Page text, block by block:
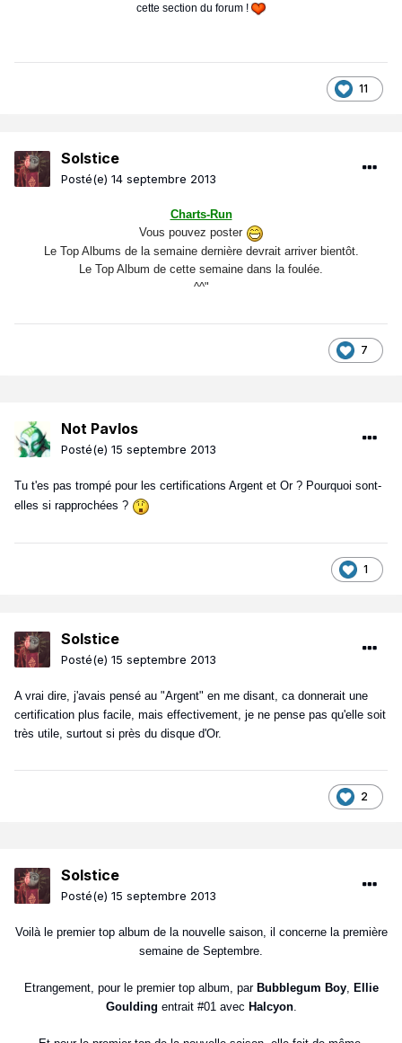
cette section du forum !
11
Solstice
Posté(e) 14 septembre 2013
Charts-Run
Vous pouvez poster
Le Top Albums de la semaine dernière devrait arriver bientôt.
Le Top Album de cette semaine dans la foulée.
^^"
7
Not Pavlos
Posté(e) 15 septembre 2013
Tu t'es pas trompé pour les certifications Argent et Or ? Pourquoi sont-
elles si rapprochées ?
1
Solstice
Posté(e) 15 septembre 2013
A vrai dire, j'avais pensé au "Argent" en me disant, ca donnerait une
certification plus facile, mais effectivement, je ne pense pas qu'elle soit
très utile, surtout si près du disque d'Or.
2
Solstice
Posté(e) 15 septembre 2013
Voilà le premier top album de la nouvelle saison, il concerne la première
semaine de Septembre.
Etrangement, pour le premier top album, par Bubblegum Boy, Ellie
Goulding entrait #01 avec Halcyon.